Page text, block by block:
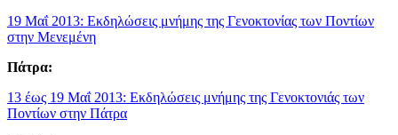
19 Μαΐ 2013: Εκδηλώσεις μνήμης της Γενοκτονίας των Ποντίων
στην Μενεμένη
Πάτρα:
13 έως 19 Μαΐ 2013: Εκδηλώσεις μνήμης της Γενοκτονιάς των
Ποντίων στην Πάτρα